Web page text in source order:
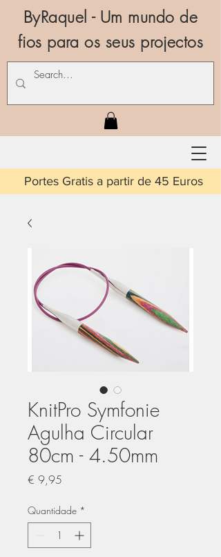
ByRaquel - Um mundo de
fios para os seus projectos
a partir de 45 Euros
KnitPro Symfonie
Agulha Circular
80cm - 4.50mm
€ 9,95
Quantidade *